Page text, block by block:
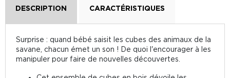
DESCRIPTION CARACTÉRISTIQUES
Surprise : quand bébé saisit les cubes des animaux de la
savane, chacun émet un son ! De quoi l'encourager à les
manipuler pour faire de nouvelles découvertes.